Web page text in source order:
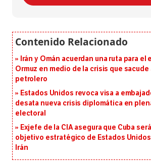
Irán y Omán acuerdan una ruta para el
Ormuz en medio de la crisis que sacude
petrolero
Estados Unidos revoca visa a
desata nueva crisis diplomática en
electoral
Exjefe de la CIA asegura que Cuba
objetivo estratégico de Estados
Irán